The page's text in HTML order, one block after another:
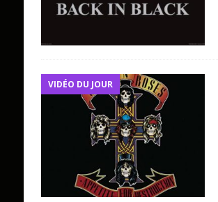
VIDÉO DU JOUR